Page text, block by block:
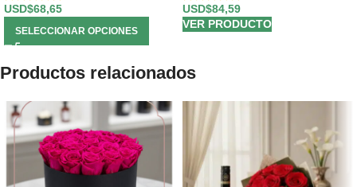
USD$68,65
SELECCIONAR OPCIONES
USD$84,59
VER PRODUCTO
Productos relacionados